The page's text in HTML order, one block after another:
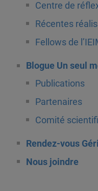
Centre de
Récentes
Fellows de
Blogue Un seul
Publications
Partenaires
Comité
Rendez-vous
Nous joindre